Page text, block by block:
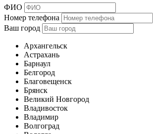
ФИО
Номер телефона
Ваш город
Архангельск
Астрахань
Барнаул
Белгород
Благовещенск
Брянск
Великий Новгород
Владивосток
Владимир
Волгоград